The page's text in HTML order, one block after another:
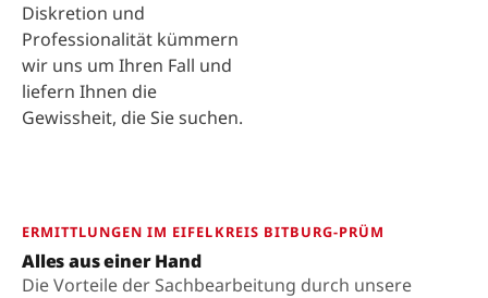
Diskretion und
Professionalität kümmern
wir uns um Ihren Fall und
liefern Ihnen die
Gewissheit, die Sie suchen.
ERMITTLUNGEN IM EIFELKREIS BITBURG-PRÜM
Alles aus einer Hand
Die Vorteile der Sachbearbeitung durch unsere